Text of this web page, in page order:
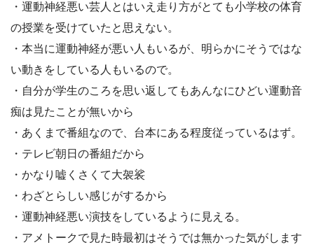
・運動神経悪い芸人とはいえ走り方がとても小学校の体育
の授業を受けていたと思えない。
・本当に運動神経が悪い人もいるが、明らかにそうではな
い動きをしている人もいるので。
・自分が学生のころを思い返してもあんなにひどい運動音
痴は見たことが無いから
・あくまで番組なので、台本にある程度従っているはず。
・テレビ朝日の番組だから
・かなり嘘くさくて大袈裟
・わざとらしい感じがするから
・運動神経悪い演技をしているように見える。
・アメトークで見た時最初はそうでは無かった気がします